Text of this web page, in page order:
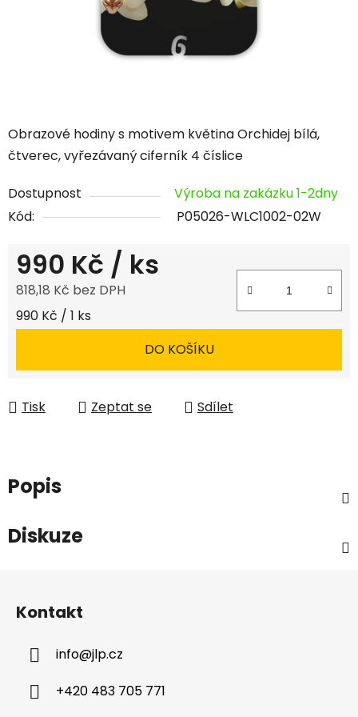
Obrazové hodiny s motivem květina Orchidej bílá,
čtverec, vyřezávaný ciferník 4 číslice
Dostupnost
Výroba na zakázku 1-2dny
Kód:
P05026-WLC1002-02W
990 Kč / ks
818,18 Kč bez DPH
Měrná cena:
990 Kč / 1 ks
DO KOŠÍKU
Tisk Zeptat se Sdílet
Popis
Diskuze
Kontakt
info@jlp.cz
+420 483 705 771